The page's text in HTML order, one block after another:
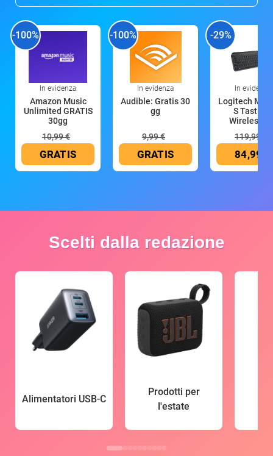
-100%
In evidenza
Amazon Music
Unlimited GRATIS
30gg
10,99 €
GRATIS
-100%
In evidenza
Audible: Gratis 30
gg
9,99 €
GRATIS
-29%
In evidenza
Logitech MX
S Tastiera
Wireless
119,99 €
84,99 €
Scelti dalla redazione
Alimentatori USB-C
Prodotti per
l'estate